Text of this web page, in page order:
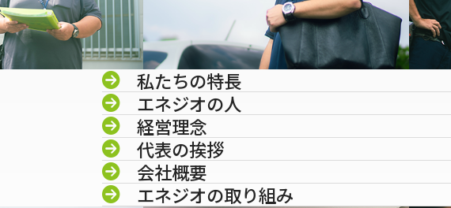
私たちの特長
エネジオの人
経営理念
代表の挨拶
会社概要
エネジオの取り組み